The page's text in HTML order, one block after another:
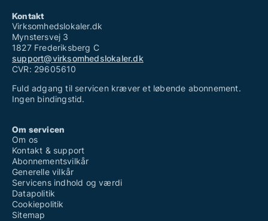
Kontakt
Virksomhedslokaler.dk
Mynstersvej 3
1827 Frederiksberg C
support@virksomhedslokaler.dk
CVR: 29605610
Fuld adgang til servicen kræver et løbende abonnement.
Ingen bindingstid.
Om servicen
Om os
Kontakt & support
Abonnementsvilkår
Generelle vilkår
Servicens indhold og værdi
Datapolitik
Cookiepolitik
Sitemap